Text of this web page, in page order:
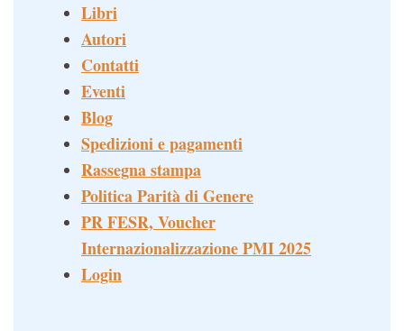
Libri
Autori
Contatti
Eventi
Blog
Spedizioni e pagamenti
Rassegna stampa
Politica Parità di Genere
PR FESR, Voucher
Internazionalizzazione PMI 2025
Login